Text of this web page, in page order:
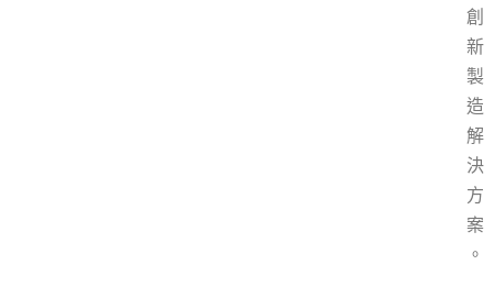
創
新
製
造
解
決
方
案
。